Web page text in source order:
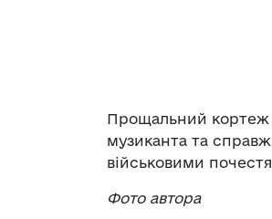
Прощальний кортеж
музиканта та
військовими
Фото автора